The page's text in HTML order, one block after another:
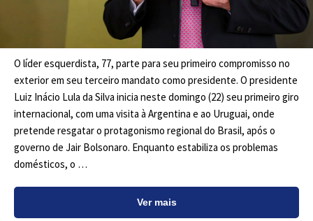
O líder esquerdista, 77, parte para seu primeiro compromisso no
exterior em seu terceiro mandato como presidente. O presidente
Luiz Inácio Lula da Silva inicia neste domingo (22) seu primeiro giro
internacional, com uma visita à Argentina e ao Uruguai, onde
pretende resgatar o protagonismo regional do Brasil, após o
governo de Jair Bolsonaro. Enquanto estabiliza os problemas
domésticos, o …
Ver mais